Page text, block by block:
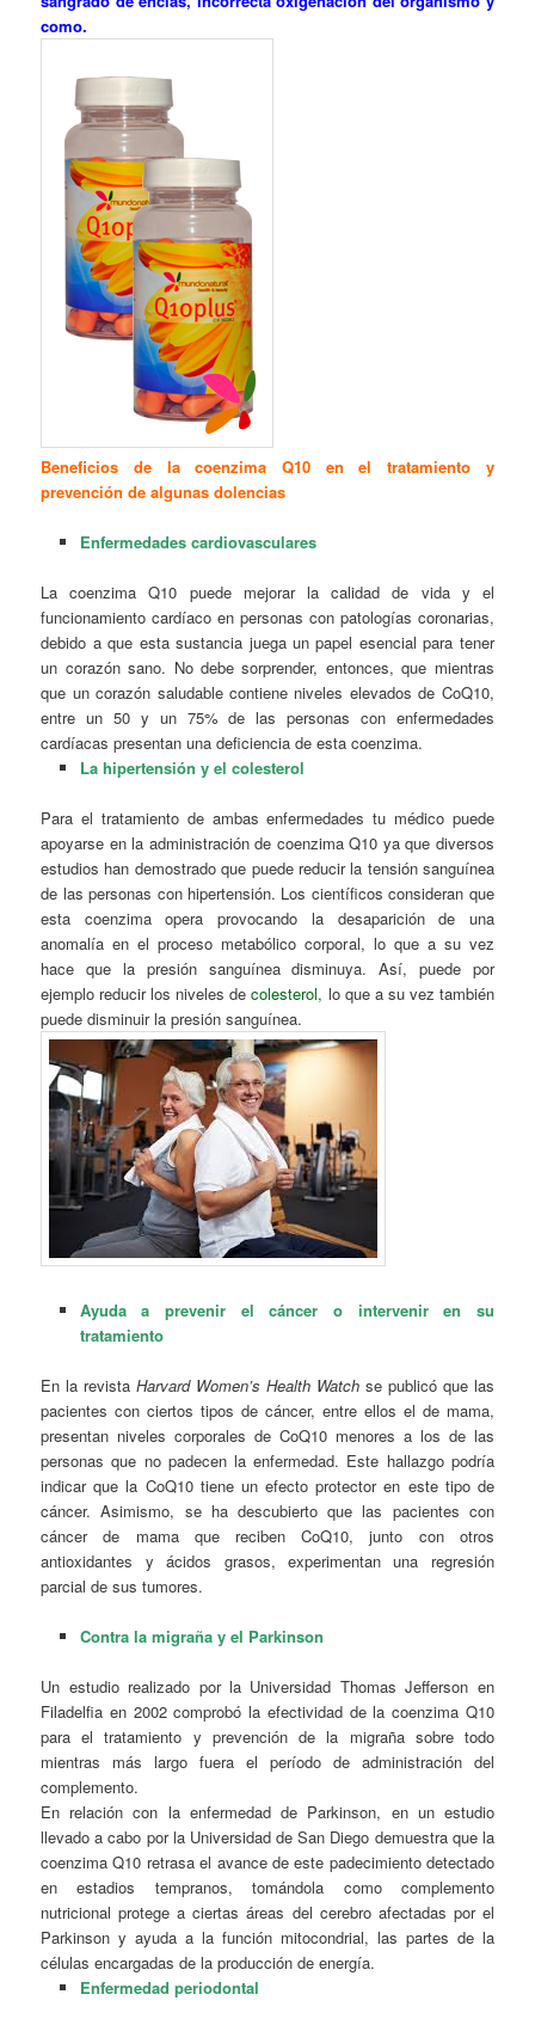
como.
Beneficios de la coenzima Q10 en el tratamiento y
prevención de algunas dolencias
Enfermedades cardiovasculares
La coenzima Q10 puede mejorar la calidad de vida y el
funcionamiento cardíaco en personas con patologías coronarias,
debido a que esta sustancia juega un papel esencial para tener
un corazón sano. No debe sorprender, entonces, que mientras
que un corazón saludable contiene niveles elevados de CoQ10,
entre un 50 y un 75% de las personas con enfermedades
cardíacas presentan una deficiencia de esta coenzima.
La hipertensión y el colesterol
Para el tratamiento de ambas enfermedades tu médico puede
apoyarse en la administración de coenzima Q10 ya que diversos
estudios han demostrado que puede reducir la tensión sanguínea
de las personas con hipertensión. Los científicos consideran que
esta coenzima opera provocando la desaparición de una
anomalía en el proceso metabólico corporal, lo que a su vez
hace que la presión sanguínea disminuya. Así, puede por
ejemplo reducir los niveles decolesterol, lo que a su vez también
puede disminuir la presión sanguínea.
Ayuda a prevenir el cáncer o intervenir en su
tratamiento
En la revistaHarvard Women’s Health Watch se publicó que las
pacientes con ciertos tipos de cáncer, entre ellos el de mama,
presentan niveles corporales de CoQ10 menores a los de las
personas que no padecen la enfermedad. Este hallazgo podría
indicar que la CoQ10 tiene un efecto protector en este tipo de
cáncer. Asimismo, se ha descubierto que las pacientes con
cáncer de mama que reciben CoQ10, junto con otros
antioxidantes y ácidos grasos, experimentan una regresión
parcial de sus tumores.
Contra la migraña y el Parkinson
Un estudio realizado por la Universidad Thomas Jefferson en
Filadelfia en 2002 comprobó la efectividad de la coenzima Q10
para el tratamiento y prevención de la migraña sobre todo
mientras más largo fuera el período de administración del
complemento.
En relación con la enfermedad de Parkinson, en un estudio
llevado a cabo por la Universidad de San Diego demuestra que la
coenzima Q10 retrasa el avance de este padecimiento detectado
en estadios tempranos, tomándola como complemento
nutricional protege a ciertas áreas del cerebro afectadas por el
Parkinson y ayuda a la función mitocondrial, las partes de la
células encargadas de la producción de energía.
Enfermedad periodontal